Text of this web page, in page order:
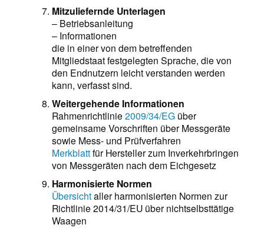
Mitzuliefernde Unterlagen
– Betriebsanleitung
– Informationen
die in einer von dem betreffenden
Mitgliedstaat festgelegten Sprache, die von
den Endnutzern leicht verstanden werden
kann, verfasst sind.
Weitergehende Informationen
Rahmenrichtlinie2009/34/EG über
gemeinsame Vorschriften über Messgeräte
sowie Mess- und Prüfverfahren
Merkblattfür Hersteller zum Inverkehrbringen
von Messgeräten nach dem Eichgesetz
Harmonisierte Normen
Übersichtaller harmonisierten Normen zur
Richtlinie 2014/31/EU über nichtselbsttätige
Waagen